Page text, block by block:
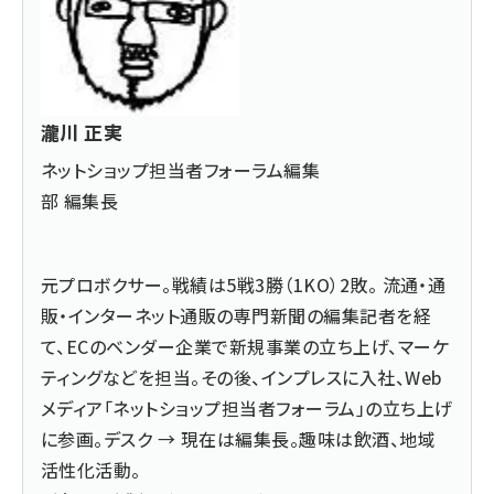
瀧川 正実
ネットショップ担当者フォーラム編集
部 編集長
元プロボクサー。戦績は5戦3勝（1KO）2敗。 流通・通
販・インターネット通販の専門新聞の編集記者を経
て、ECのベンダー企業で新規事業の立ち上げ、マーケ
ティングなどを担当。その後、インプレスに入社、Web
メディア「ネットショップ担当者フォーラム」の立ち上げ
に参画。デスク → 現在は編集長。趣味は飲酒、地域
活性化活動。